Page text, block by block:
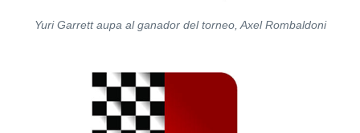
Yuri Garrett aupa al ganador del torneo, Axel Rombaldoni